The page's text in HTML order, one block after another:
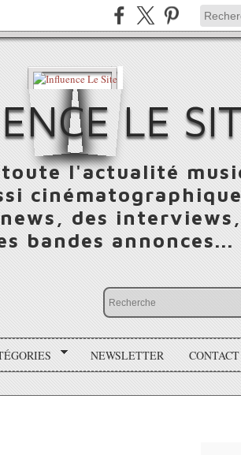
LE
l'actualité
des
bandes annonces...
NEWSLETTER CONTACT